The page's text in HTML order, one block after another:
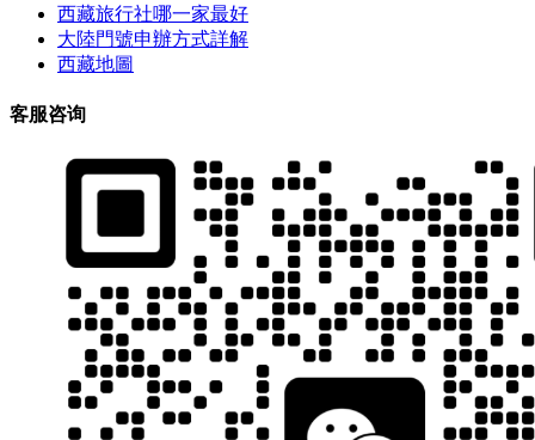
西藏旅行社哪一家最好
大陸門號申辦方式詳解
西藏地圖
客服咨询